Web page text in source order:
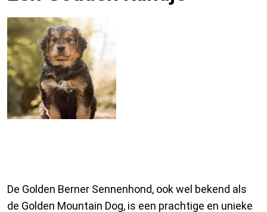
De Golden Berner Sennenhond, ook wel bekend als
de Golden Mountain Dog, is een prachtige en unieke